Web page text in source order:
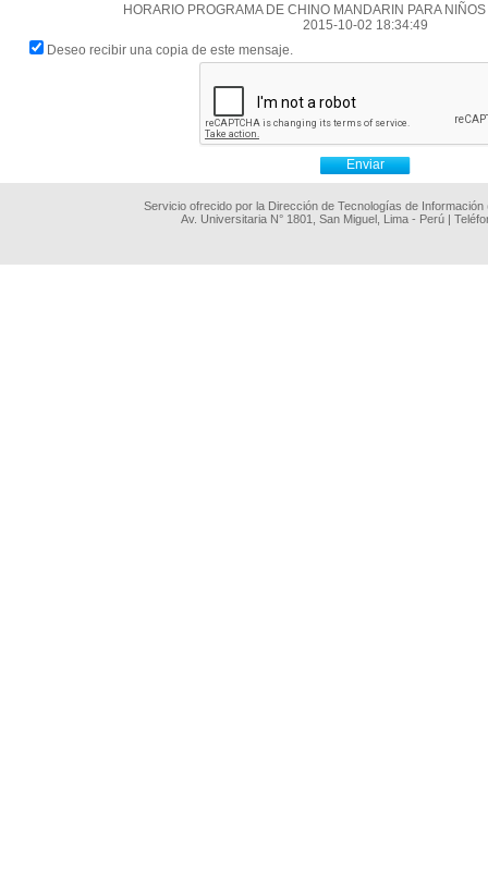
HORARIO PROGRAMA DE CHINO MANDARIN PARA
2015-10-02 18:34:49
Deseo recibir una copia de este mensaje.
Servicio ofrecido por la Dirección de Tecnologías de
Av. Universitaria N° 1801, San Miguel, Lima - Perú |